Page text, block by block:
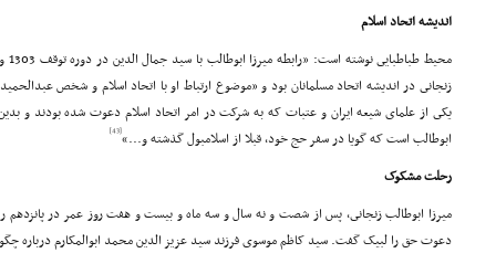
اندیشه اتحاد اسلام
زنجانى در اندیشه اتحاد مسلمانان بود و «موضوع ارتباط او با اتحاد اسلام و شخص
یکى از علماى شیعه ایران و عتبات که به شرکت در امر اتحاد اسلام دعوت شده بودند و
ابوطالب است که گویا در سفر حج خود، قبلا از اسلامبول گذشته و...»[43]
رحلت مشکوک
میرزا ابوطالب زنجانى، پس از شصت و نه سال و سه ماه و بیست و هفت روز عمر در پانزدهم ربیع
دعوت حق را لبیک گفت. سید کاظم موسوى فرزند سید عزیز الدین محمد ابوالمکارم درباره